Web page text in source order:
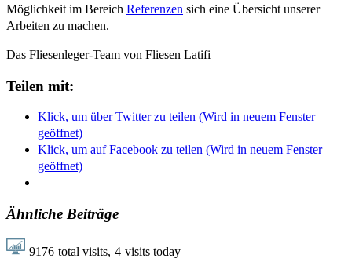
Möglichkeit im Bereich Referenzen sich eine Übersicht unserer
Arbeiten zu machen.
Das Fliesenleger-Team von Fliesen Latifi
Teilen mit:
Klick, um über Twitter zu teilen (Wird in neuem Fenster
geöffnet)
Klick, um auf Facebook zu teilen (Wird in neuem Fenster
geöffnet)
Ähnliche Beiträge
9176 total visits, 4 visits today